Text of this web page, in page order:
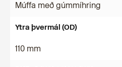
Múffa með gúmmíhring
Ytra þvermál (OD)
110 mm